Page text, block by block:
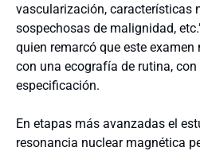
vascularización, características
sospechosas de malignidad,
quien remarcó que este
con una ecografía de rutina,
especificación.
En etapas más avanzadas el
resonancia nuclear magnética